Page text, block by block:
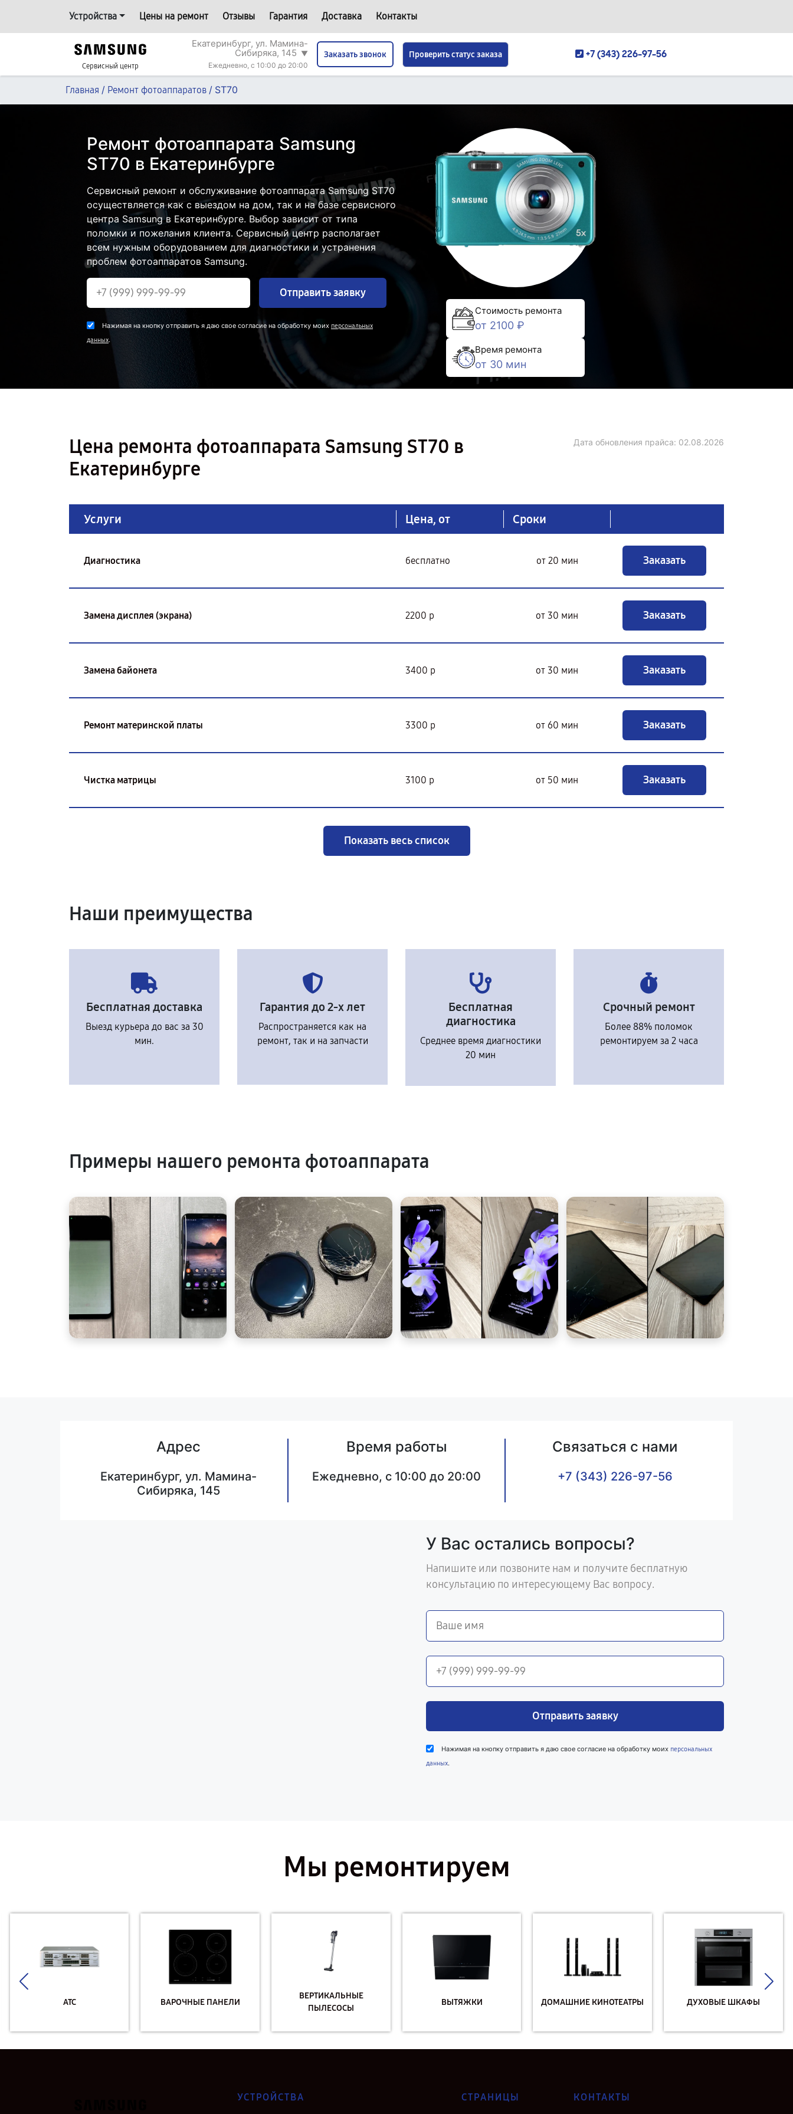
Устройства Цены на ремонт Отзывы Гарантия Доставка Контакты
Сервисный центр
Екатеринбург, ул. Мамина-
Сибиряка, 145 ▼
Ежедневно, с 10:00 до 20:00
Заказать звонок Проверить статус заказа +7 (343) 226-97-56
Главная / Ремонт фотоаппаратов / ST70
Ремонт фотоаппарата Samsung
ST70 в Екатеринбурге
Сервисный ремонт и обслуживание фотоаппарата Samsung ST70
осуществляется как с выездом на дом, так и на базе сервисного
центра Samsung в Екатеринбурге. Выбор зависит от типа
поломки и пожелания клиента. Сервисный центр располагает
всем нужным оборудованием для диагностики и устранения
проблем фотоаппаратов Samsung.
Отправить заявку
Нажимая на кнопку отправить я даю свое согласие на обработку моих персональных
данных.
Стоимость ремонта
от 2100 ₽
Время ремонта
от 30 мин
Цена ремонта фотоаппарата Samsung ST70 в
Екатеринбурге
Дата обновления прайса: 02.08.2026
Услуги Цена, от Сроки
Диагностика бесплатно от 20 мин Заказать
Замена дисплея (экрана) 2200 р от 30 мин Заказать
Замена байонета 3400 р от 30 мин Заказать
Ремонт материнской платы 3300 р от 60 мин Заказать
Чистка матрицы 3100 р от 50 мин Заказать
Показать весь список
Наши преимущества
Бесплатная доставка
Выезд курьера до вас за 30
мин.
Гарантия до 2-х лет
Распространяется как на
ремонт, так и на запчасти
Бесплатная
диагностика
Среднее время диагностики
20 мин
Срочный ремонт
Более 88% поломок
ремонтируем за 2 часа
Примеры нашего ремонта фотоаппарата
Адрес
Екатеринбург, ул. Мамина-
Сибиряка, 145
Время работы
Ежедневно, с 10:00 до 20:00
Связаться с нами
+7 (343) 226-97-56
У Вас остались вопросы?
Напишите или позвоните нам и получите бесплатную
консультацию по интересующему Вас вопросу.
Отправить заявку
Нажимая на кнопку отправить я даю свое согласие на обработку моих персональных
данных.
Мы ремонтируем
АТС ВАРОЧНЫЕ ПАНЕЛИ
ВЕРТИКАЛЬНЫЕ
ПЫЛЕСОСЫ
ВЫТЯЖКИ ДОМАШНИЕ КИНОТЕАТРЫ ДУХОВЫЕ ШКАФЫ
УСТРОЙСТВА СТРАНИЦЫ КОНТАКТЫ